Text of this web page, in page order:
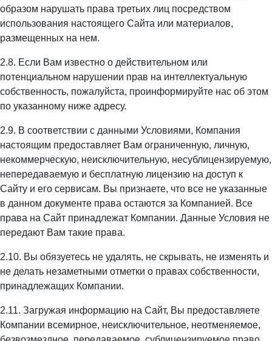
образом нарушать права третьих лиц посредством
использования настоящего Сайта или материалов,
размещенных на нем.
2.8. Если Вам известно о действительном или
потенциальном нарушении прав на интеллектуальную
собственность, пожалуйста, проинформируйте нас об этом
по указанному ниже адресу.
2.9. В соответствии с данными Условиями, Компания
настоящим предоставляет Вам ограниченную, личную,
некоммерческую, неисключительную, несублицензируемую,
непередаваемую и бесплатную лицензию на доступ к
Сайту и его сервисам. Вы признаете, что все не указанные
в данном документе права остаются за Компанией. Все
права на Сайт принадлежат Компании. Данные Условия не
передают Вам такие права.
2.10. Вы обязуетесь не удалять, не скрывать, не изменять и
не делать незаметными отметки о правах собственности,
принадлежащих Компании.
2.11. Загружая информацию на Сайт, Вы предоставляете
Компании всемирное, неисключительное, неотменяемое,